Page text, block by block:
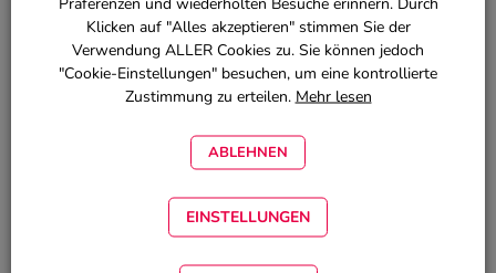
Klicken auf "Alles akzeptieren" stimmen Sie der
Verwendung ALLER Cookies zu. Sie können jedoch
"Cookie-Einstellungen" besuchen, um eine kontrollierte
Zustimmung zu erteilen. Mehr lesen
ABLEHNEN
EINSTELLUNGEN